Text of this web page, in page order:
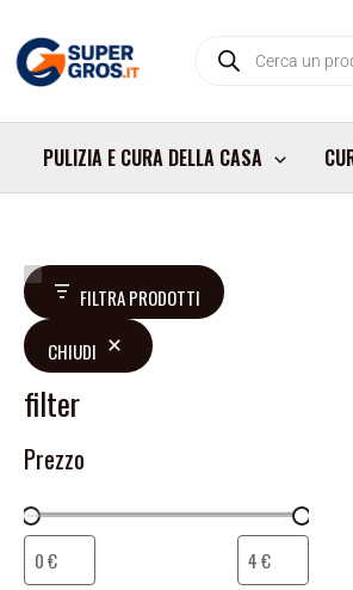
contenuto
search
PULIZIA E CURA DELLA CASA
FILTRA PRODOTTI
CHIUDI
filter
Prezzo
V
a
l
u
t
a
i
D
s
p
o
n
b